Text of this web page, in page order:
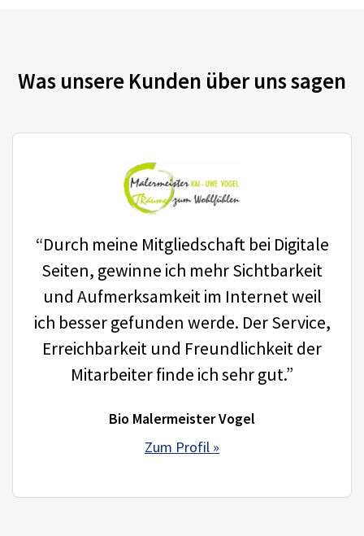
Was unsere Kunden über uns sagen
“Durch meine Mitgliedschaft bei Digitale
Seiten, gewinne ich mehr Sichtbarkeit
und Aufmerksamkeit im Internet weil
ich besser gefunden werde. Der Service,
Erreichbarkeit und Freundlichkeit der
Mitarbeiter finde ich sehr gut.”
Bio Malermeister Vogel
Zum Profil »